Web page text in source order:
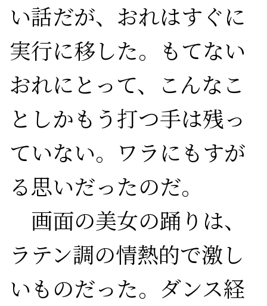
い話だが、おれはすぐに
実行に移した。もてない
おれにとって、こんなこ
としかもう打つ手は残っ
ていない。ワラにもすが
る思いだったのだ。
画面の美女の踊りは、
ラテン調の情熱的で激し
いものだった。ダンス経